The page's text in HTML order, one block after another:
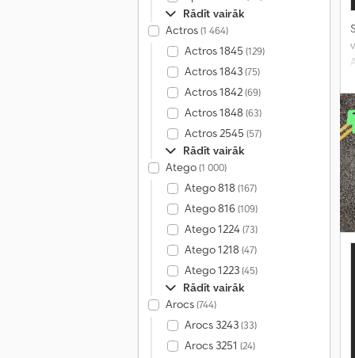
Rādīt vairāk
Actros(1 464)
Actros 1845 (129)
Actros 1843(75)
Actros 1842(69)
Actros 1848 (63)
Actros 2545 (57)
Rādīt vairāk
Atego(1 000)
Atego 818 (167)
Atego 816(109)
Atego 1224(73)
Atego 1218 (47)
Atego 1223(45)
Rādīt vairāk
Arocs(744)
Arocs 3243(33)
Arocs 3251 (24)